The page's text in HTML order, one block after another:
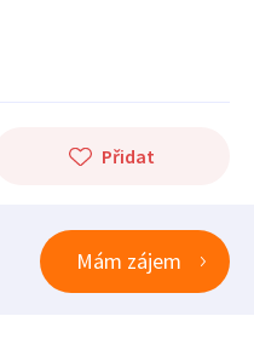
Přidat
Mám zájem